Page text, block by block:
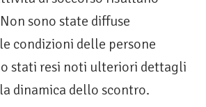
sono state diffuse
condizioni delle persone
stati resi noti ulteriori dettagli
dinamica dello scontro.